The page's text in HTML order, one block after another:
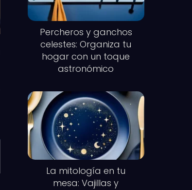
Percheros y ganchos
celestes: Organiza tu
hogar con un toque
astronómico
La mitología en tu
mesa: Vajillas y